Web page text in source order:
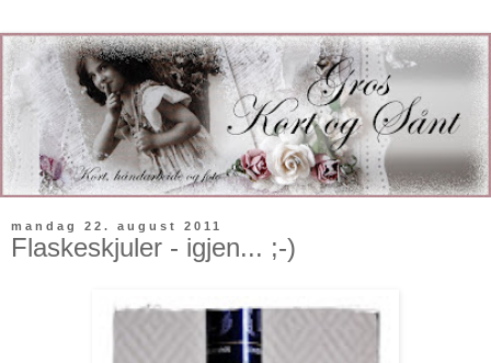
mandag 22. august 2011
Flaskeskjuler - igjen... ;-)